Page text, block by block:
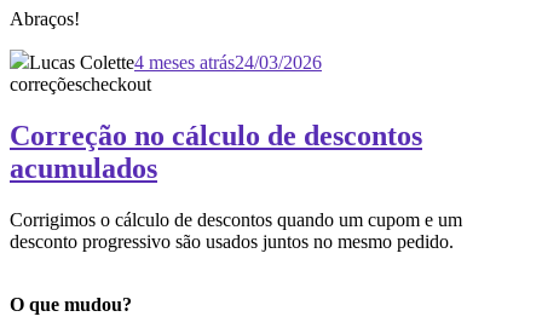
Abraços!
Lucas Colette4 meses atrás24/03/2026
correçõescheckout
Correção no cálculo de descontos
acumulados
Corrigimos o cálculo de descontos quando um cupom e um
desconto progressivo são usados juntos no mesmo pedido.
O que mudou?